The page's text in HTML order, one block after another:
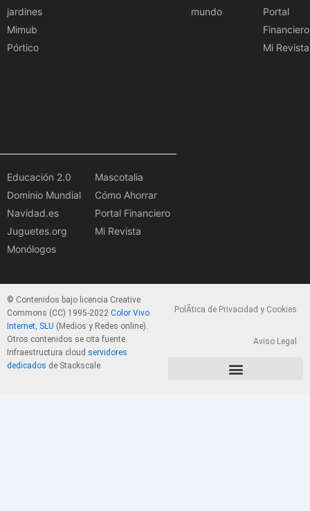
jardines
Mimub
Pórtico
mundo
Portal
Financiero
Mi Revista
Educación 2.0
Dominio Mundial
Navidad.es
Juguetes.org
Monólogos
Mascotalia
Cómo Ahorrar
Portal Financiero
Mi Revista
© Contenidos bajo licencia Creative
Commons (CC) 1995-2022 Color Vivo
Internet, SLU (Medios y Redes online).
Otros contenidos se cita fuente.
Infraestructura cloud servidores
dedicados de Stackscale.
PolÃ­tica de Privacidad y Cookies
Aviso Legal